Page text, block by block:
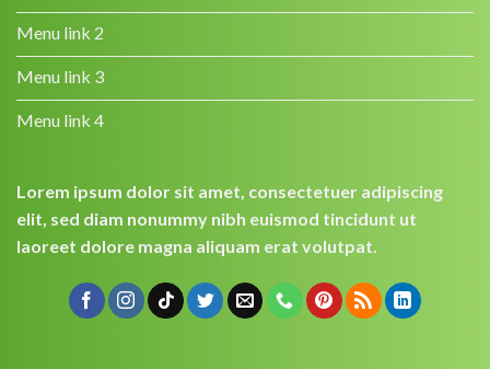
Menu link 2
Menu link 3
Menu link 4
Lorem ipsum dolor sit amet, consectetuer adipiscing
elit, sed diam nonummy nibh euismod tincidunt ut
laoreet dolore magna aliquam erat volutpat.